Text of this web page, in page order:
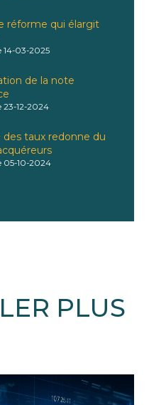
réforme qui élargit
14-03-2025
de la note
23-12-2024
des taux redonne du
05-10-2024
PLUS